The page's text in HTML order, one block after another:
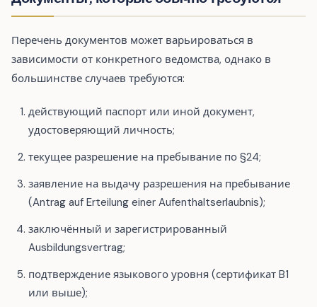
Перечень документов может варьироваться в
зависимости от конкретного ведомства, однако в
большинстве случаев требуются:
действующий паспорт или иной документ,
удостоверяющий личность;
текущее разрешение на пребывание по §24;
заявление на выдачу разрешения на пребывание
(Antrag auf Erteilung einer Aufenthaltserlaubnis);
заключённый и зарегистрированный
Ausbildungsvertrag;
подтверждение языкового уровня (сертификат B1
или выше);